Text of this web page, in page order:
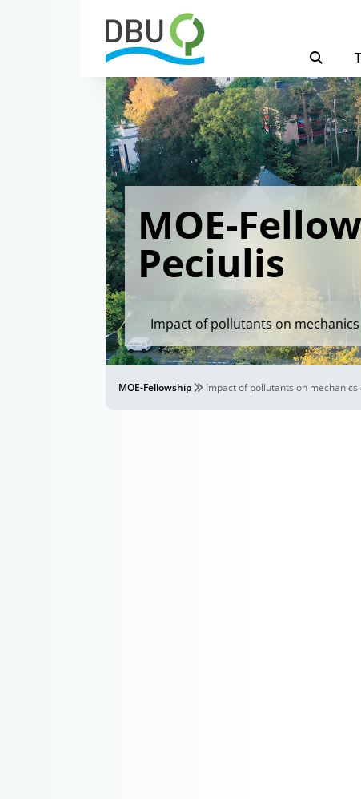
MOE-
Peciulis
Impact of pollutants on
MOE-Fellowship Impact of pollutants on